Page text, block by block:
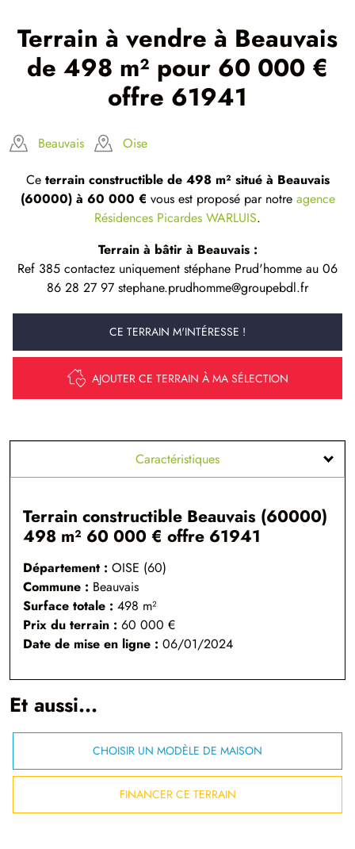
Terrain à vendre à Beauvais
de 498 m² pour 60 000 €
offre 61941
Beauvais Oise
Ce terrain constructible de 498 m² situé à Beauvais
(60000) à 60 000 € vous est proposé par notre agence
Résidences Picardes WARLUIS.
Terrain à bâtir à Beauvais :
Ref 385 contactez uniquement stéphane Prud'homme au 06
86 28 27 97 stephane.prudhomme@groupebdl.fr
CE TERRAIN M'INTÉRESSE !
AJOUTER CE TERRAIN À MA SÉLECTION
Caractéristiques
Terrain constructible Beauvais (60000)
498 m² 60 000 € offre 61941
Département : OISE (60)
Commune : Beauvais
Surface totale : 498 m²
Prix du terrain : 60 000 €
Date de mise en ligne : 06/01/2024
Et aussi...
CHOISIR UN MODÈLE DE MAISON
FINANCER CE TERRAIN